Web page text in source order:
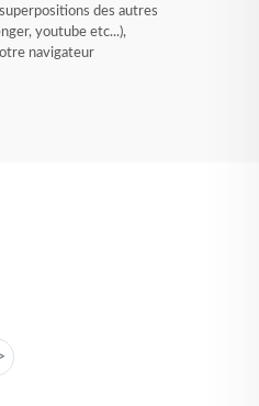
des autres
youtube etc...),
navigateur